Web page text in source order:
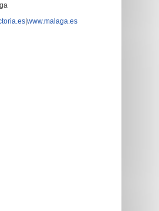
www.malaga.es